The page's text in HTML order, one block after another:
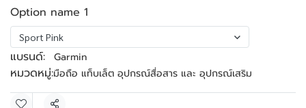
Option name 1
Sport Pink
แบรนด์: Garmin
หมวดหมู่:มือถือ แท็บเล็ต อุปกรณ์สื่อสาร และ อุปกรณ์เสริม